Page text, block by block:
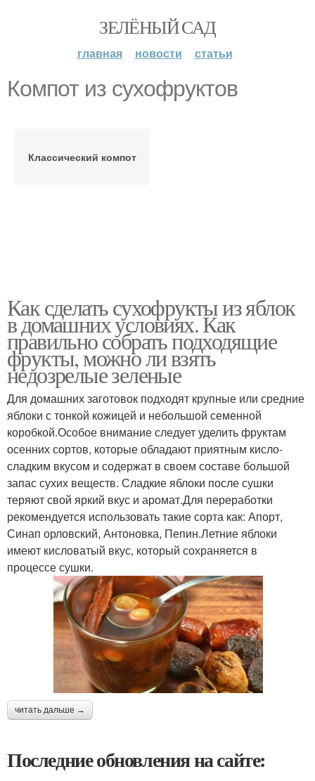
ЗЕЛЁНЫЙ САД
главная новости статьи
Компот из сухофруктов
Классический компот
Как сделать сухофрукты из яблок
в домашних условиях. Как
правильно собрать подходящие
фрукты, можно ли взять
недозрелые зеленые
Для домашних заготовок подходят крупные или средние
яблоки с тонкой кожицей и небольшой семенной
коробкой.Особое внимание следует уделить фруктам
осенних сортов, которые обладают приятным кисло-
сладким вкусом и содержат в своем составе большой
запас сухих веществ. Сладкие яблоки после сушки
теряют свой яркий вкус и аромат.Для переработки
рекомендуется использовать такие сорта как: Апорт,
Синап орловский, Антоновка, Пепин.Летние яблоки
имеют кисловатый вкус, который сохраняется в
процессе сушки.
читать дальше →
Последние обновления на сайте: